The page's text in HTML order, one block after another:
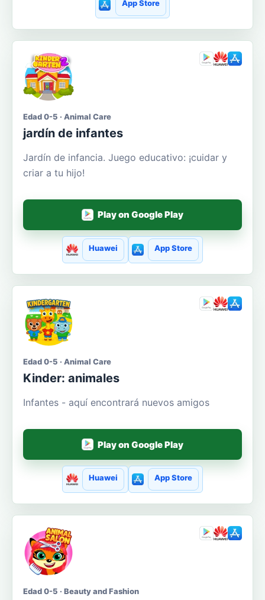
App Store
Edad 0-5 · Animal Care
jardín de infantes
Jardín de infancia. Juego educativo: ¡cuidar y
criar a tu hijo!
Play on Google Play
Huawei App Store
Edad 0-5 · Animal Care
Kinder: animales
Infantes - aquí encontrará nuevos amigos
Play on Google Play
Huawei App Store
Edad 0-5 · Beauty and Fashion